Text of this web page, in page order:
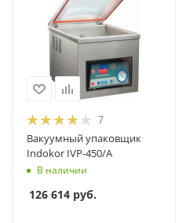
7
Вакуумный упаковщик
Indokor IVP-450/A
В наличии
126 614 руб.